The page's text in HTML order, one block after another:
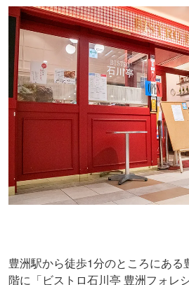
豊洲駅から徒歩1分のところにある
階に「ビストロ石川亭 豊洲フォレ